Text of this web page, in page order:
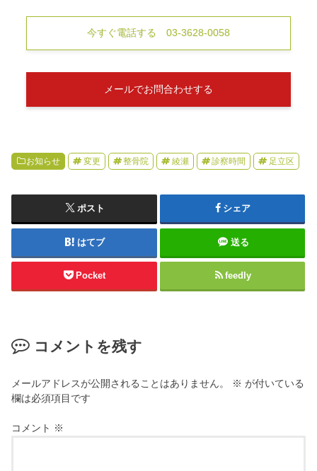
今すぐ電話する 03-3628-0058
メールでお問合わせする
お知らせ 変更 整骨院 綾瀬 診察時間 足立区
ポスト シェア
はてブ 送る
Pocket feedly
コメントを残す
メールアドレスが公開されることはありません。 ※ が付いている
欄は必須項目です
コメント ※